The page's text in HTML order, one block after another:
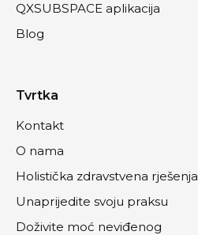
QXSUBSPACE aplikacija
Blog
Tvrtka
Kontakt
O nama
Holistička zdravstvena rješenja
Unaprijedite svoju praksu
Doživite moć neviđenog